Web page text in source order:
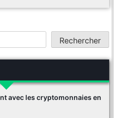
Rechercher
avec les cryptomonnaies en